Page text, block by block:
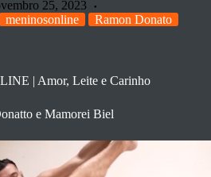
25, 2023
meninosonline Ramon Donato
| Amor, Leite e Carinho
e Mamorei Biel